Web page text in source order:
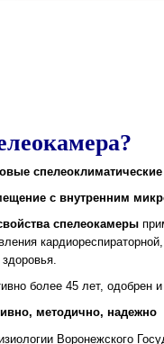
с внутренним
спелеокамеры
более 45 лет, одобрен
методично, надежно
Воронежского